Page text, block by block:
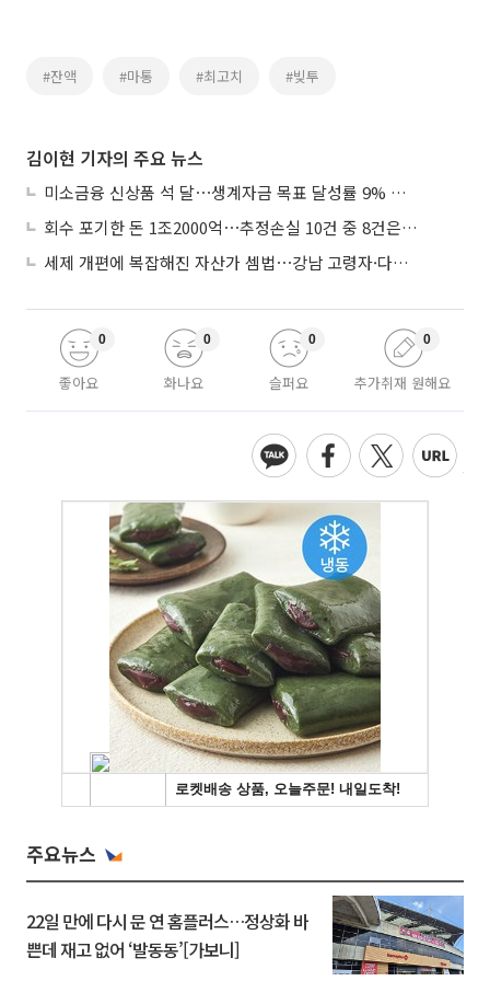
#잔액 #마통 #최고치 #빚투
김이현 기자의 주요 뉴스
미소금융 신상품 석 달⋯생계자금 목표 달성률 9% 그쳐
회수 포기한 돈 1조2000억⋯추정손실 10건 중 8건은 기업대출
세제 개편에 복잡해진 자산가 셈법⋯강남 고령자·다주택자 ‘자산재편 고심’
좋아요
0
화나요
0
슬퍼요
0
추가취재 원해요
0
주요뉴스
22일 만에 다시 문 연 홈플러스…정상화 바
쁜데 재고 없어 ‘발동동’[가보니]